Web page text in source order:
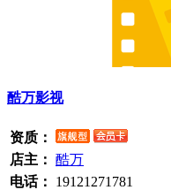
酷万影视
资质：
店主： 酷万
电话：
19121271781